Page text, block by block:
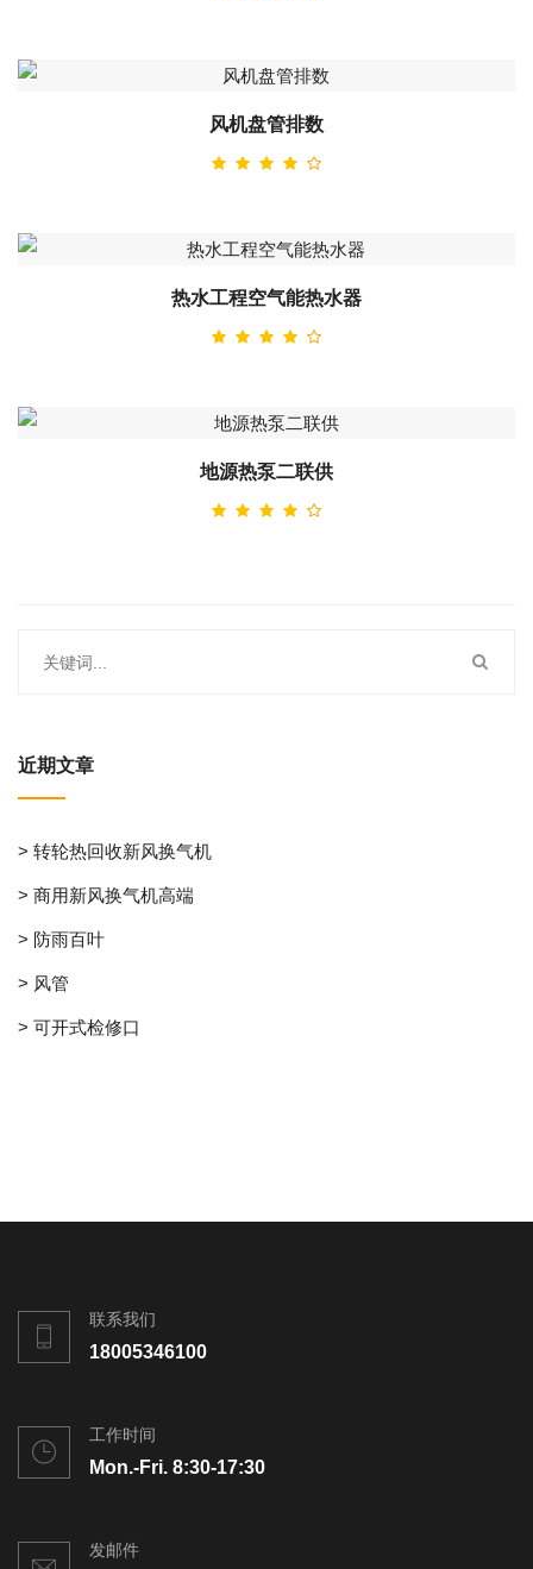
风机盘管排数
热水工程空气能热水器
地源热泵二联供
近期文章
> 转轮热回收新风换气机
> 商用新风换气机高端
> 防雨百叶
> 风管
> 可开式检修口
联系我们
18005346100
工作时间
Mon.-Fri. 8:30-17:30
发邮件